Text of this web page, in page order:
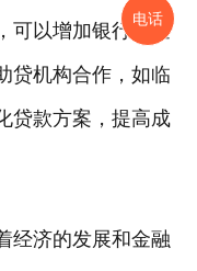
可以增加银行 或金
贷机构合作，如临
贷款方案，提高成
经济的发展和金融
电话